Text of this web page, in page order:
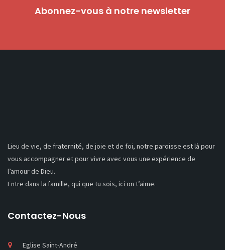
Abonnez-vous à notre newsletter
Lieu de vie, de fraternité, de joie et de foi, notre paroisse est là pour
vous accompagner et pour vivre avec vous une expérience de
l’amour de Dieu.
Entre dans la famille, qui que tu sois, ici on t’aime.
Contactez-Nous
Eglise Saint-André